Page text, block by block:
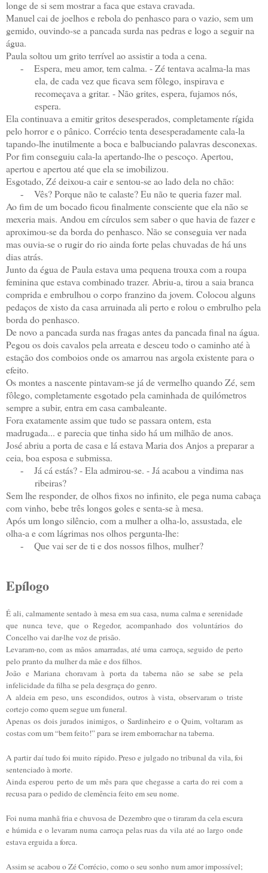
longe de si sem mostrar a faca que estava cravada.
Manuel cai de joelhos e rebola do penhasco para o vazio, sem um
gemido, ouvindo-se a pancada surda nas pedras e logo a seguir na
água.
Paula soltou um grito terrível ao assistir a toda a cena.
-
Espera, meu amor, tem calma. - Zé tentava acalma-la mas
ela, de cada vez que ficava sem fôlego, inspirava e
recomeçava a gritar. - Não grites, espera, fujamos nós,
espera.
Ela continuava a emitir gritos desesperados, completamente rígida
pelo horror e o pânico. Corrécio tenta desesperadamente cala-la
tapando-lhe inutilmente a boca e balbuciando palavras desconexas.
Por fim conseguiu cala-la apertando-lhe o pescoço. Apertou,
apertou e apertou até que ela se imobilizou.
Esgotado, Zé deixou-a cair e sentou-se ao lado dela no chão:
-
Vês? Porque não te calaste? Eu não te queria fazer mal.
Ao fim de um bocado ficou finalmente consciente que ela não se
mexeria mais. Andou em círculos sem saber o que havia de fazer e
aproximou-se da borda do penhasco. Não se conseguia ver nada
mas ouvia-se o rugir do rio ainda forte pelas chuvadas de há uns
dias atrás.
Junto da égua de Paula estava uma pequena trouxa com a roupa
feminina que estava combinado trazer. Abriu-a, tirou a saia branca
comprida e embrulhou o corpo franzino da jovem. Colocou alguns
pedaços de xisto da casa arruinada ali perto e rolou o embrulho pela
borda do penhasco.
De novo a pancada surda nas fragas antes da pancada final na água.
Pegou os dois cavalos pela arreata e desceu todo o caminho até à
estação dos comboios onde os amarrou nas argola existente para o
efeito.
Os montes a nascente pintavam-se já de vermelho quando Zé, sem
fôlego, completamente esgotado pela caminhada de quilómetros
sempre a subir, entra em casa cambaleante.
Fora exatamente assim que tudo se passara ontem, esta
madrugada... e parecia que tinha sido há um milhão de anos.
José abriu a porta de casa e lá estava Maria dos Anjos a preparar a
ceia, boa esposa e submissa.
-
Já cá estás? - Ela admirou-se. - Já acabou a vindima nas
ribeiras?
Sem lhe responder, de olhos fixos no infinito, ele pega numa cabaça
com vinho, bebe três longos goles e senta-se à mesa.
Após um longo silêncio, com a mulher a olha-lo, assustada, ele
olha-a e com lágrimas nos olhos pergunta-lhe:
- Que vai ser de ti e dos nossos filhos, mulher?
Epílogo
É ali, calmamente sentado à mesa em sua casa, numa calma e serenidade
que nunca teve, que o Regedor, acompanhado dos voluntários do
Concelho vai dar-lhe voz de prisão.
Levaram-no, com as mãos amarradas, até uma carroça, seguido de perto
pelo pranto da mulher da mãe e dos filhos.
João e Mariana choravam à porta da taberna não se sabe se pela
infelicidade da filha se pela desgraça do genro.
A aldeia em peso, uns escondidos, outros à vista, observaram o triste
cortejo como quem segue um funeral.
Apenas os dois jurados inimigos, o Sardinheiro e o Quim, voltaram as
costas com um “bem feito!” para se irem emborrachar na taberna.
A partir daí tudo foi muito rápido. Preso e julgado no tribunal da vila, foi
sentenciado à morte.
Ainda esperou perto de um mês para que chegasse a carta do rei com a
recusa para o pedido de clemência feito em seu nome.
Foi numa manhã fria e chuvosa de Dezembro que o tiraram da cela escura
e húmida e o levaram numa carroça pelas ruas da vila até ao largo onde
estava erguida a forca.
Assim se acabou o Zé Corrécio, como o seu sonho num amor impossível;